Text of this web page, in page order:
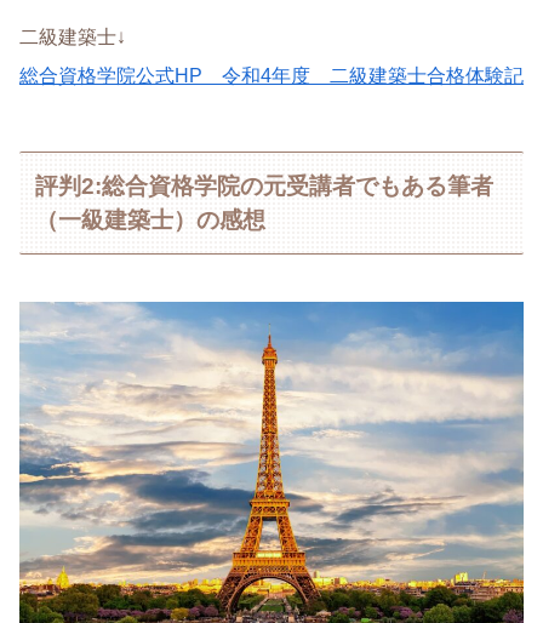
二級建築士↓
総合資格学院公式HP 令和4年度 二級建築士合格体験記
評判2:総合資格学院の元受講者でもある筆者
（一級建築士）の感想